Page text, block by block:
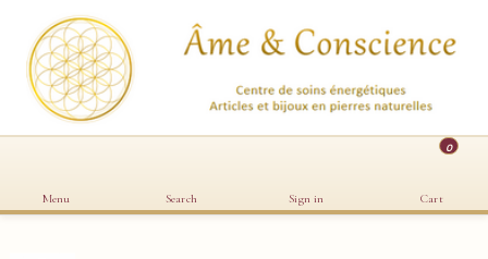
Menu Search Sign in
0
Cart